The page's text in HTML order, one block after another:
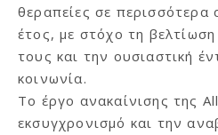
θεραπείες σε
έτος, με στόχο τη
τους και την ουσιαστική
κοινωνία.
Το έργο ανακαίνισης της
εκσυγχρονισμό και την